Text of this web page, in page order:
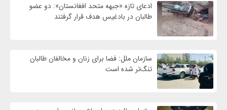
ادعای تازه «جبهه متحد افغانستان»: دو عضو
طالبان در بادغیس هدف قرار گرفتند
سازمان ملل: فضا برای زنان و مخالفان طالبان
تنگ‌تر شده است